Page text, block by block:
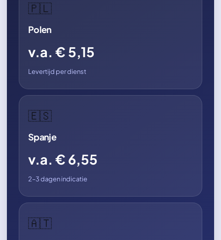
🇵🇱
Polen
v.a. € 5,15
Levertijd per dienst
🇪🇸
Spanje
v.a. € 6,55
2–3 dagen indicatie
🇦🇹